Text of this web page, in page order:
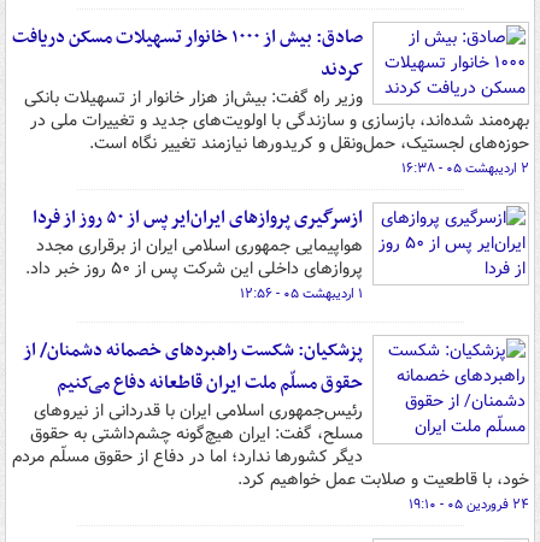
صادق: بیش از ۱۰۰۰ خانوار تسهیلات مسکن دریافت
کردند
وزیر راه گفت: بیش‌از هزار خانوار از تسهیلات بانکی
بهره‌مند شده‌اند، بازسازی و سازندگی با اولویت‌های جدید و تغییرات ملی در
حوزه‌های لجستیک، حمل‌ونقل و کریدورها نیازمند تغییر نگاه است.
۲ اردیبهشت ۰۵ - ۱۶:۳۸
ازسرگیری پروازهای ایران‌ایر پس از ۵۰ روز از فردا
هواپیمایی جمهوری اسلامی ایران از برقراری مجدد
پروازهای داخلی این شرکت پس از ۵۰ روز خبر داد.
۱ اردیبهشت ۰۵ - ۱۲:۵۶
پزشکیان: شکست راهبردهای خصمانه دشمنان/ از
حقوق مسلّم ملت ایران قاطعانه دفاع می‌کنیم
رئیس‌جمهوری اسلامی ایران با قدردانی از نیروهای
مسلح، گفت: ایران هیچ‌گونه چشم‌داشتی به حقوق
دیگر کشورها ندارد؛ اما در دفاع از حقوق مسلّم مردم
خود، با قاطعیت و صلابت عمل خواهیم کرد.
۲۴ فروردین ۰۵ - ۱۹:۱۰